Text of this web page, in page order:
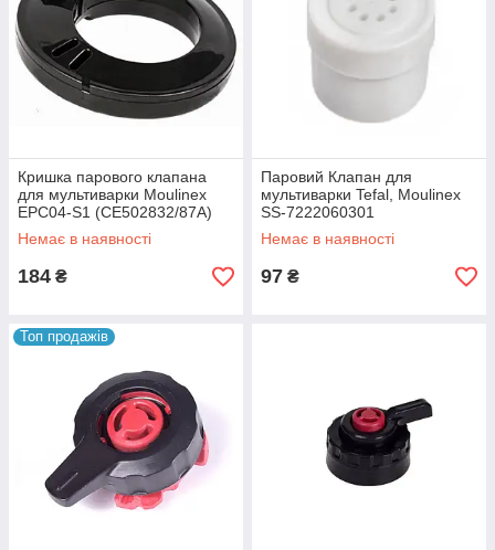
Кришка парового клапана
для мультиварки Moulinex
EPC04-S1 (CE502832/87A)
SS-994482
Немає в наявності
184 ₴
Паровий Клапан для
мультиварки Tefal, Moulinex
SS-7222060301
Немає в наявності
97 ₴
Топ продажів